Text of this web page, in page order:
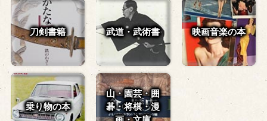
刀剣書籍 武道・武術書 映画音楽の本
乗り物の本
山・園芸・囲
碁・将棋・漫